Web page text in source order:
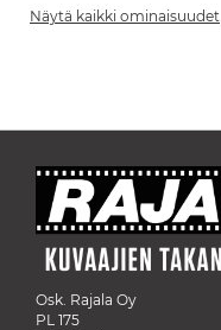
Näytä kaikki ominaisuudet
Osk. Rajala Oy
PL 175